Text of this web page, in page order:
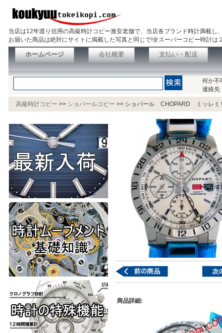
当店は12年渡り信用の高級時計コピー激安老舗で、当店各ブランド時計満載
お届いた商品は絶対にサイトに掲載した写真と同じで!全スーパーコピー時計
ホームページ 会社概要 支払い・配送
何か不
連絡
高級時計コピー >> ショパールコピー >> ショパール CHOPARD ミッレ
商品詳細: